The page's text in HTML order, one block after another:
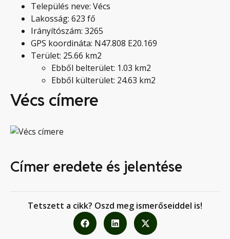
Település neve: Vécs
Lakosság: 623 fő
Irányítószám: 3265
GPS koordináta: N47.808 E20.169
Terület: 25.66 km2
Ebből belterület: 1.03 km2
Ebből külterület: 24.63 km2
Vécs címere
Címer eredete és jelentése
Tetszett a cikk? Oszd meg ismerőseiddel is!